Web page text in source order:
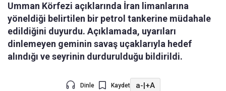
Umman Körfezi açıklarında İran limanlarına
yöneldiği belirtilen bir petrol tankerine müdahale
edildiğini duyurdu. Açıklamada, uyarıları
dinlemeyen geminin savaş uçaklarıyla hedef
alındığı ve seyrinin durdurulduğu bildirildi.
Dinle Kaydet a-|+A